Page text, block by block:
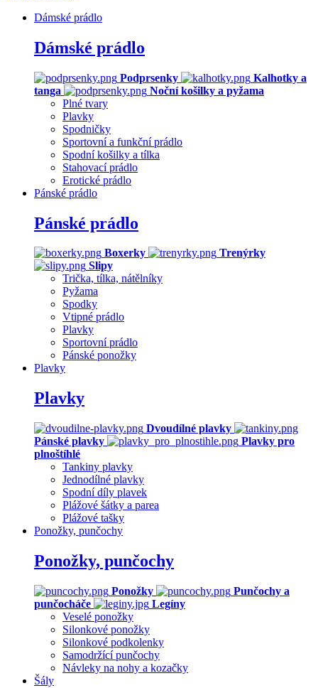
Dámské prádlo
Dámské prádlo
Podprsenky
Kalhotky a
tanga
Noční košilky a pyžama
Plné tvary
Plavky
Spodničky
Sportovní a funkční prádlo
Spodní košilky a tílka
Stahovací prádlo
Erotické prádlo
Pánské prádlo
Pánské prádlo
Boxerky
Trenýrky
Slipy
Trička, tílka, nátělníky
Pyžama
Spodky
Vtipné prádlo
Plavky
Sportovní prádlo
Pánské ponožky
Plavky
Plavky
Dvoudílné plavky
Pánské plavky
Plavky pro
plnoštíhlé
Tankiny plavky
Jednodílné plavky
Spodní díly plavek
Plážové šátky a parea
Plážové tašky
Ponožky, punčochy
Ponožky, punčochy
Ponožky
Punčochy a
punčocháče
Legíny
Veselé ponožky
Silonkové ponožky
Silonkové podkolenky
Samodržící punčochy
Návleky na nohy a kozačky
Šály